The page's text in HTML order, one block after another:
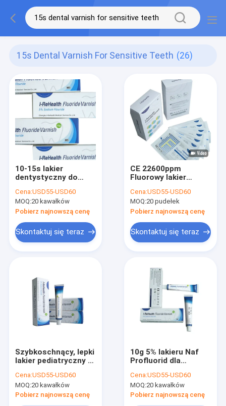
15s Dental Varnish For Sensitive Teeth (26)
10-15s lakier
dentystyczny do
procent lakieru z
fluorkiem sodu
Cena:USD55-USD60
MOQ:20 kawałków
Pobierz najnowszą cenę
Skontaktuj się teraz
CE 22600ppm
Fluorowy lakier
stosowania
miejscowego z
wrażliwymi zębami
Cena:USD55-USD60
MOQ:20 pudełek
Pobierz najnowszą cenę
Skontaktuj się teraz
Szybkoschnący, lepki
lakier pediatryczny z
wrażliwych zębów
10g
Cena:USD55-USD60
MOQ:20 kawałków
Pobierz najnowszą cenę
10g 5% lakieru Naf
Profluorid dla
smaku melonowym
Cena:USD55-USD60
MOQ:20 kawałków
Pobierz najnowszą cenę